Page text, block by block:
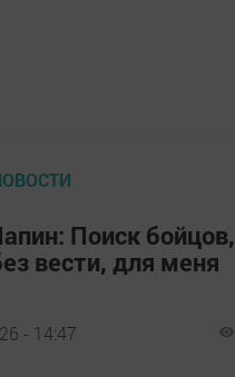
Поиск бойцов,
вести, для меня
- 14:47